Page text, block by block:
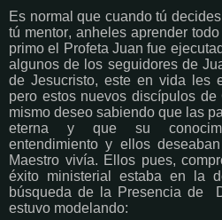
Es normal que cuando tú
tú mentor, anheles aprender
primo el Profeta Juan fue
algunos de los seguidores de
de Jesucristo, este en vida les
pero estos nuevos discípulos
mismo deseo sabiendo que las
eterna y que su
entendimiento y ellos
Maestro vivía. Ellos pues,
éxito ministerial estaba en la
búsqueda de la Presencia de
estuvo modelando: